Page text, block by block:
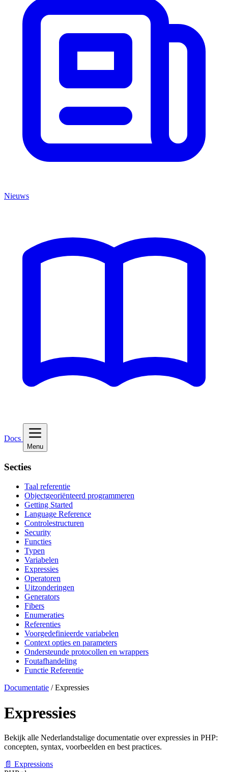
Nieuws
Docs
Menu
Secties
Taal referentie
Objectgeoriënteerd programmeren
Getting Started
Language Reference
Controlestructuren
Security
Functies
Typen
Variabelen
Expressies
Operatoren
Uitzonderingen
Generators
Fibers
Enumeraties
Referenties
Voorgedefinieerde variabelen
Context opties en parameters
Ondersteunde protocollen en wrappers
Foutafhandeling
Functie Referentie
Documentatie / Expressies
Expressies
Bekijk alle Nederlandstalige documentatie over expressies in PHP:
concepten, syntax, voorbeelden en best practices.
📄 Expressions